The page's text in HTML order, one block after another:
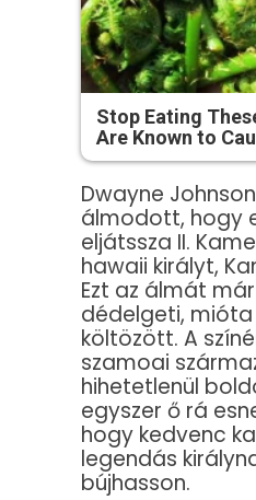
Stop Eating
Are Known to
Dwayne
álmodott, hogy
eljátssza II.
hawaii királyt,
Ezt az álmát
dédelgeti,
költözött. A
szamoai
hihetetlenül
egyszer ő rá
hogy kedvenc
legendás
bújhasson.